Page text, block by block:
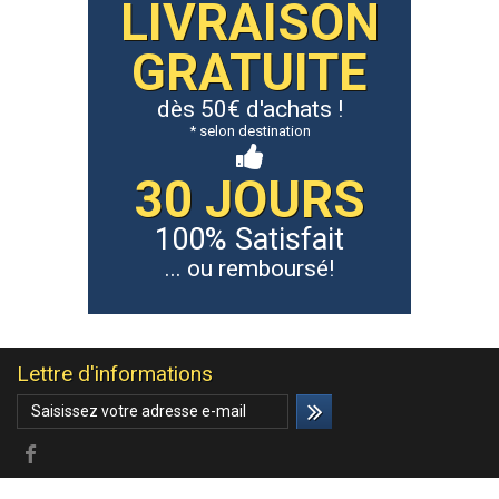
LIVRAISON
GRATUITE
dès 50€ d'achats !
* selon destination
30 JOURS
100% Satisfait
... ou remboursé!
Lettre d'informations